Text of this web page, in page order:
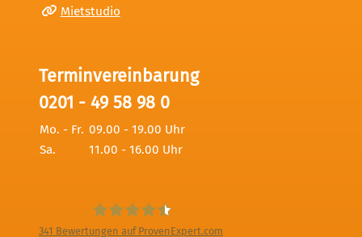
Mietstudio
Terminvereinbarung
0201 - 49 58 98 0
Mo. - Fr. 09.00 - 19.00 Uhr
Sa.
11.00 - 16.00 Uhr
341 Bewertungen auf ProvenExpert.com